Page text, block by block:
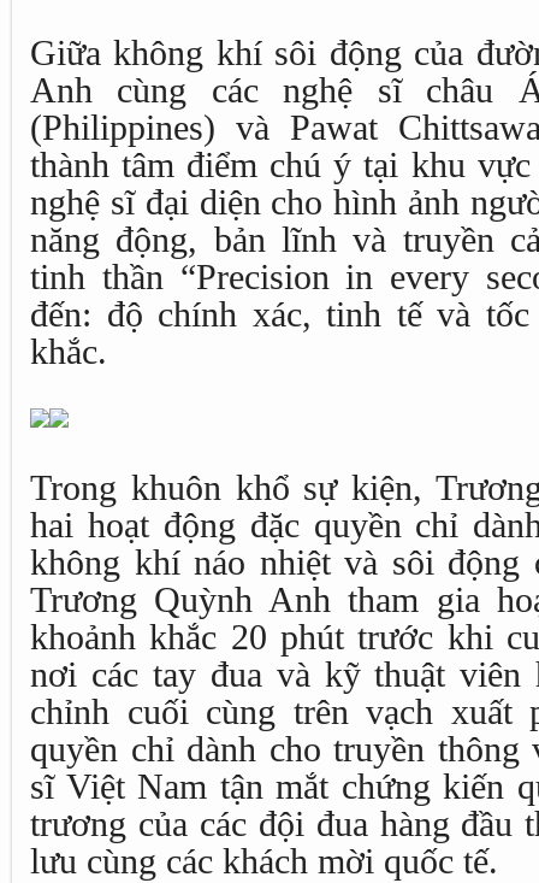
Giữa không khí sôi động của
Anh cùng các nghệ sĩ châu
(Philippines) và Pawat
thành tâm điểm chú ý tại khu
nghệ sĩ đại diện cho hình ảnh
năng động, bản lĩnh và truyền
tinh thần “Precision in every
đến: độ chính xác, tinh tế và
khắc.
Trong khuôn khổ sự kiện,
hai hoạt động đặc quyền chỉ
không khí náo nhiệt và sôi động
Trương Quỳnh Anh tham gia
khoảnh khắc 20 phút trước khi
nơi các tay đua và kỹ thuật viên
chỉnh cuối cùng trên vạch xuất
quyền chỉ dành cho truyền thông
sĩ Việt Nam tận mắt chứng kiến
trương của các đội đua hàng đầu
lưu cùng các khách mời quốc tế.